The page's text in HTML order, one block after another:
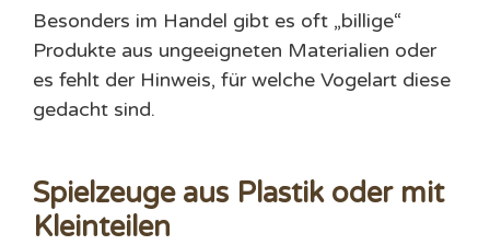
Besonders im Handel gibt es oft „billige“
Produkte aus ungeeigneten Materialien oder
es fehlt der Hinweis, für welche Vogelart diese
gedacht sind.
Spielzeuge aus Plastik oder mit
Kleinteilen